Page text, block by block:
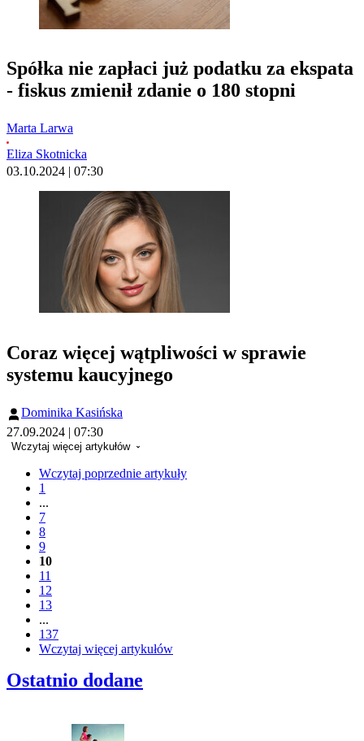
Spółka nie zapłaci już podatku za ekspata
- fiskus zmienił zdanie o 180 stopni
Marta Larwa
Eliza Skotnicka
03.10.2024 | 07:30
Coraz więcej wątpliwości w sprawie
systemu kaucyjnego
Dominika Kasińska
27.09.2024 | 07:30
Wczytaj więcej artykułów
Wczytaj poprzednie artykuły
1
...
7
8
9
10
11
12
13
...
137
Wczytaj więcej artykułów
Ostatnio dodane